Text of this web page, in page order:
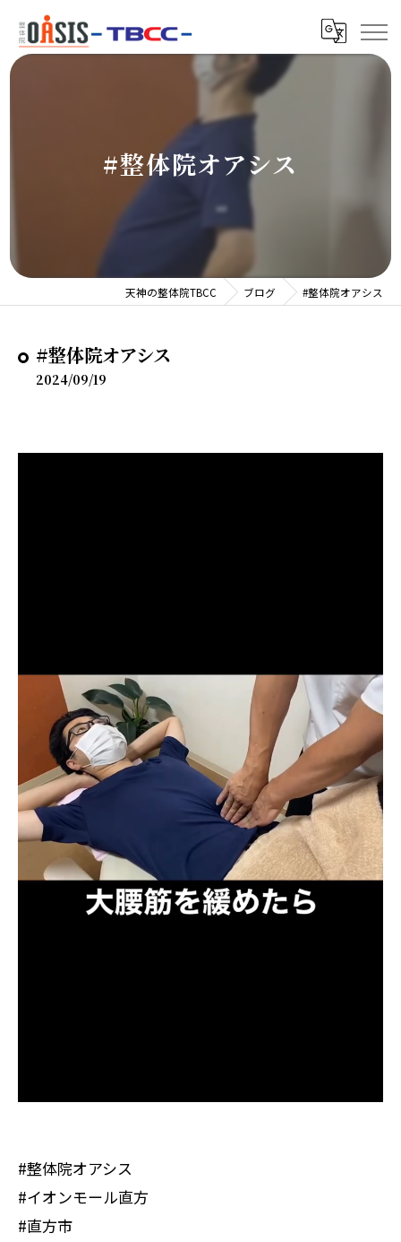
#整体院オアシス
天神の整体院TBCC ブログ #整体院オアシス
#整体院オアシス
2024/09/19
#整体院オアシス
#イオンモール直方
#直方市